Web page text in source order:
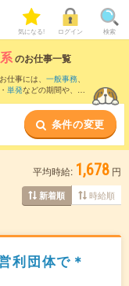
気になる! ログイン 検索
のお仕事一覧
仕事には、 一般事務、
・ 単発などの期間や、 職
条件の変更
平均時給: 1,678 円
新着順 時給順
利団体で＊